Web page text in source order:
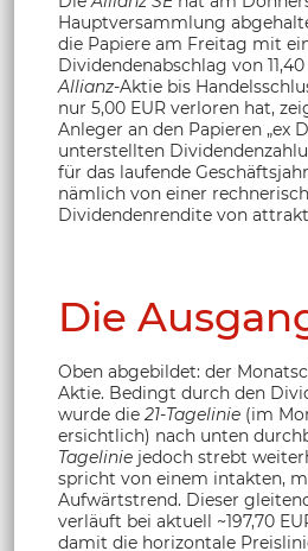
Hauptversammlung
die Papiere am Freitag mit
Dividendenabschlag von 11,40
Allianz-Aktie bis
nur 5,00 EUR verloren hat,
Anleger an den Papieren „ex
unterstellten
für das laufende
nämlich von einer
Dividendenrendite von
Die
Oben abgebildet: der
Aktie. Bedingt durch den
wurde die 21-Tagelinie (im
ersichtlich) nach unten
Tagelinie jedoch strebt
spricht von einem intakten,
Aufwärtstrend. Dieser
verläuft bei aktuell ~197,70
damit die horizontale